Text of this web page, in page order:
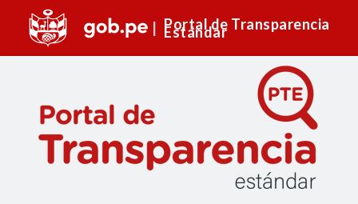
Portal de Transparencia
Estándar